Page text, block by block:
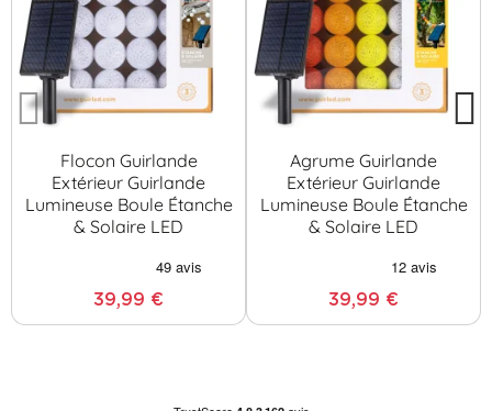
Flocon Guirlande
Extérieur Guirlande
Lumineuse Boule Étanche
& Solaire LED
39,99 €
Agrume Guirlande
Extérieur Guirlande
Lumineuse Boule Étanche
& Solaire LED
39,99 €